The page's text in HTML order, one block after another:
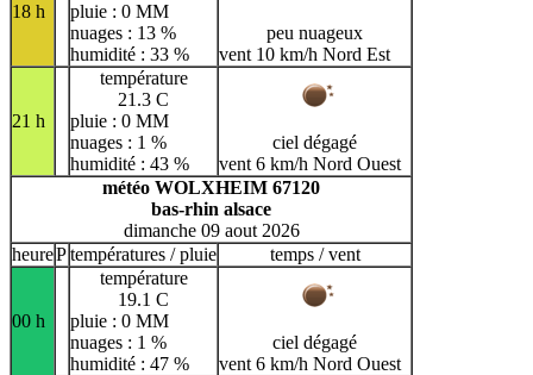
18 h
pluie : 0 MM
nuages : 13 %
humidité : 33 %
peu nuageux
vent 10 km/h Nord Est
21 h
température
21.3 C
pluie : 0 MM
nuages : 1 %
humidité : 43 %
ciel dégagé
vent 6 km/h Nord Ouest
météo WOLXHEIM 67120
bas-rhin alsace
dimanche 09 aout 2026
heurePtempératures / pluie temps / vent
00 h
température
19.1 C
pluie : 0 MM
nuages : 1 %
humidité : 47 %
ciel dégagé
vent 6 km/h Nord Ouest